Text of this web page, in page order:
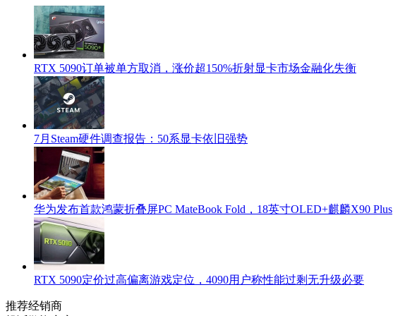
RTX 5090订单被单方取消，涨价超150%折射显卡市场金融化失衡
7月Steam硬件调查报告：50系显卡依旧强势
华为发布首款鸿蒙折叠屏PC MateBook Fold，18英寸OLED+麒麟X90 Plus
RTX 5090定价过高偏离游戏定位，4090用户称性能过剩无升级必要
推荐经销商